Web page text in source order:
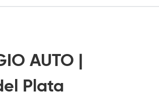
AUTO |
Plata